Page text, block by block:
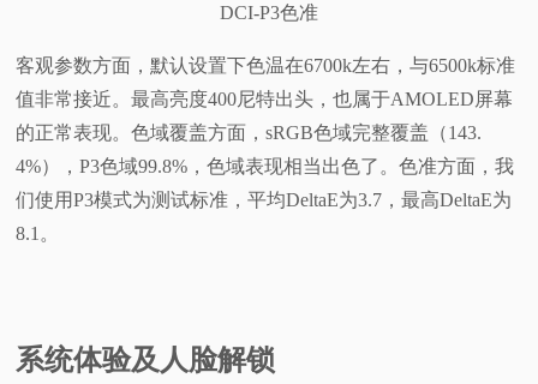
DCI-P3色准
客观参数方面，默认设置下色温在6700k左右，与6500k标准
值非常接近。最高亮度400尼特出头，也属于AMOLED屏幕
的正常表现。色域覆盖方面，sRGB色域完整覆盖（143.
4%），P3色域99.8%，色域表现相当出色了。色准方面，我
们使用P3模式为测试标准，平均DeltaE为3.7，最高DeltaE为
8.1。
系统体验及人脸解锁